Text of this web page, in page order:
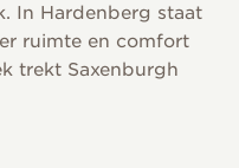
In Hardenberg staat
ruimte en comfort
trekt Saxenburgh